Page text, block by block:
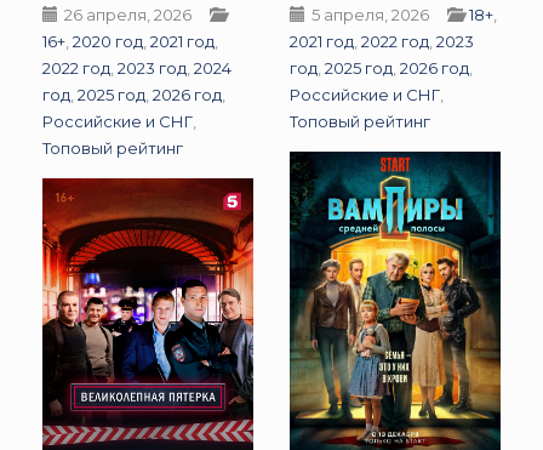
26 апреля, 2026
16+ 2020 год 2021 год
2022 год 2023 год 2024
год 2025 год 2026 год
Российские и СНГ
Топовый рейтинг
5 апреля, 2026 18+
2021 год 2022 год 2023
год 2025 год 2026 год
Российские и СНГ
Топовый рейтинг